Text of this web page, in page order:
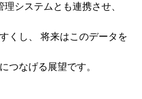
システムとも連携させ、
くし、 将来はこのデータを
つなげる展望です。